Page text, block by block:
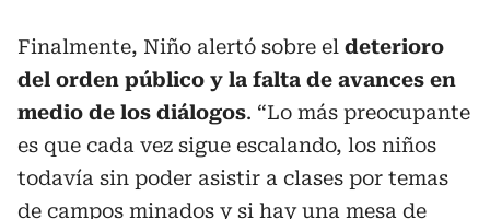
Finalmente, Niño alertó sobre el deterioro
del orden público y la falta de avances en
medio de los diálogos. “Lo más preocupante
es que cada vez sigue escalando, los niños
todavía sin poder asistir a clases por temas
de campos minados y si hay una mesa de